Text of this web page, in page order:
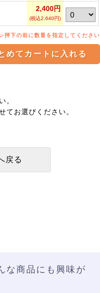
2,400円
(税込2,640円)
押下の前に数量を指定してください
。
てお選びください。
な商品にも興味が